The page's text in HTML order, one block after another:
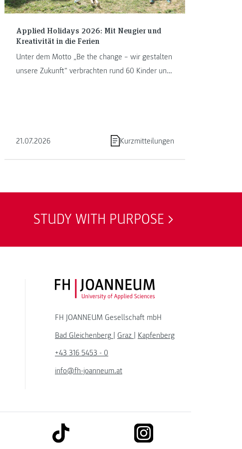
Applied Holidays 2026: Mit Neugier und
Kreativität in die Ferien
Unter dem Motto „Be the change – wir gestalten
unsere Zukunft“ verbrachten rund 60 Kinder und
21.07.2026 Kurzmitteilungen
STUDY WITH PURPOSE
FH JOANNEUM Logo
FH JOANNEUM Gesellschaft mbH
Bad Gleichenberg | Graz | Kapfenberg
+43 316 5453 - 0
info@fh-joanneum.at
linkedin link to tiktok